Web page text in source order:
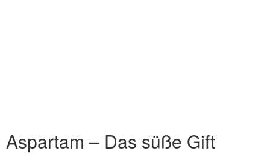
Aspartam – Das süße Gift